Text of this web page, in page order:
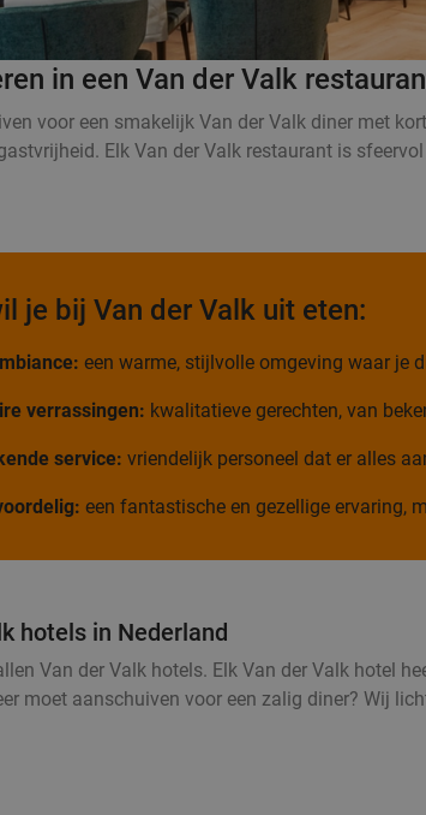
in een Van der Valk
voor een smakelijk Van der Valk diner met
Elk Van der Valk restaurant is
je bij Van der Valk uit eten:
een warme, stijlvolle omgeving waar je
verrassingen: kwalitatieve gerechten, van
service: vriendelijk personeel dat er alles
een fantastische en gezellige ervaring,
hotels in Nederland
Van der Valk hotels. Elk Van der Valk hotel
moet aanschuiven voor een zalig diner? Wij